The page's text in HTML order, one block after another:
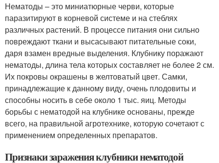
Нематоды – это миниатюрные черви, которые
паразитируют в корневой системе и на стеблях
различных растений. В процессе питания они сильно
повреждают ткани и высасывают питательные соки,
даря взамен вредные выделения. Клубнику поражают
нематоды, длина тела которых составляет не более 2 см.
Их покровы окрашены в желтоватый цвет. Самки,
принадлежащие к данному виду, очень плодовиты и
способны носить в себе около 1 тыс. яиц. Методы
борьбы с нематодой на клубнике основаны, прежде
всего, на правильной агротехнике, которую сочетают с
применением определенных препаратов.
Признаки заражения клубники нематодой